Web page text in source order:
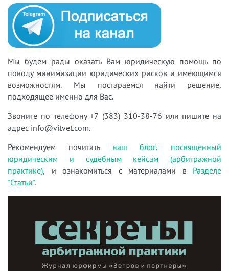
Мы будем рады оказать Вам юридическую помощь по
поводу минимизации юридических рисков и имеющимся
возможностям. Мы постараемся найти решение,
подходящее именно для Вас.
Звоните по телефону +7 (383) 310-38-76 или пишите на
адрес info@vitvet.com.
Рекомендуем почитать наш блог, посвященный
юридическим и судебным кейсам (арбитражной
практике), и ознакомиться с материалами в Разделе
"Статьи".